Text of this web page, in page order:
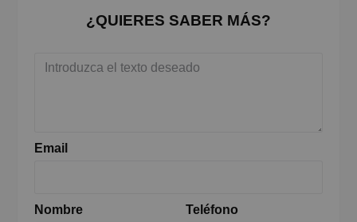
¿QUIERES SABER MÁS?
Email
Nombre Teléfono